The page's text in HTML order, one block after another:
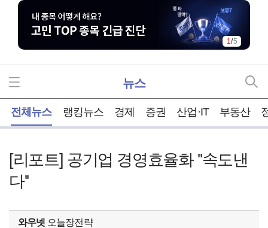
1/5
뉴스
전체뉴스 랭킹뉴스 경제 증권 산업·IT 부동산
[리포트] 공기업 경영효율화 ''속도낸
다''
와우넷 오늘장전략